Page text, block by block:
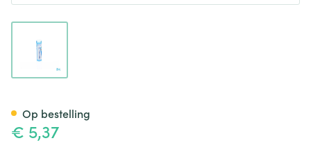
€ 5,37
Op bestelling